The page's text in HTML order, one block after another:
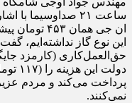
ساعت ۲۱
ان جی همان
این نوع گاز نداشته‌ایم،
حق‌العمل‌کاری (کارمزد
دولت
پرداخت می‌کند و مردم
نمی‌کنند.